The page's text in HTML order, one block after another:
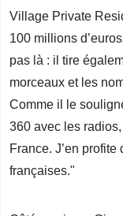
Village Private
100 millions
pas là : il tire
morceaux et les
Comme il le
360 avec les
France. J’en
françaises."